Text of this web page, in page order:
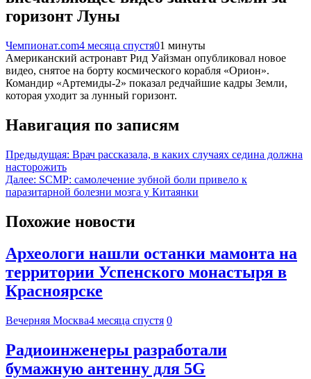
горизонт Луны
Чемпионат.com4 месяца спустя01 минуты
Американский астронавт Рид Уайзман опубликовал новое
видео, снятое на борту космического корабля «Орион».
Командир «Артемиды-2» показал редчайшие кадры Земли,
которая уходит за лунный горизонт.
Навигация по записям
Предыдущая: Врач рассказала, в каких случаях седина должна
насторожить
Далее: SCMP: самолечение зубной боли привело к
паразитарной болезни мозга у Китаянки
Похожие новости
Археологи нашли останки мамонта на
территории Успенского монастыря в
Красноярске
Вечерняя Москва4 месяца спустя 0
Радиоинженеры разработали
бумажную антенну для 5G